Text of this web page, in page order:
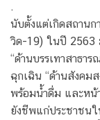
.
นับตั้งแต่เกิดสถานก
วิด-19) ในปี 2563
“ด้านบรรเทาสาธา
ฉุกเฉิน “ด้านสังคมส
พร้อมน้ำดื่ม และหน้
ยังชีพแก่ประชาชน